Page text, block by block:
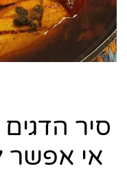
סיר
אי אפשר